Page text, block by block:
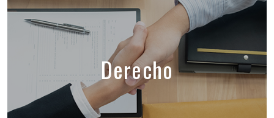
Derecho